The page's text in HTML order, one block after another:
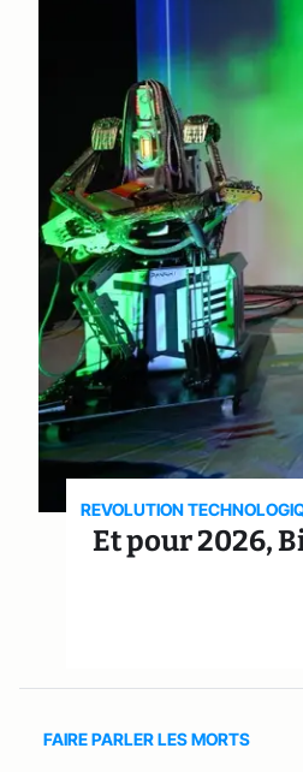
REVOLUTION
Et pour 2026,
FAIRE PARLER LES MORTS